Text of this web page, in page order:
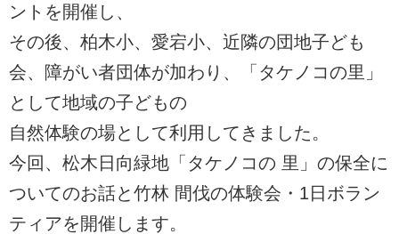
ントを開催し、
その後、柏木小、愛宕小、近隣の団地子ども
会、障がい者団体が加わり、「タケノコの里」
として地域の子どもの
自然体験の場として利用してきました。
今回、松木日向緑地「タケノコの 里」の保全に
ついてのお話と竹林 間伐の体験会・1日ボラン
ティアを開催します。